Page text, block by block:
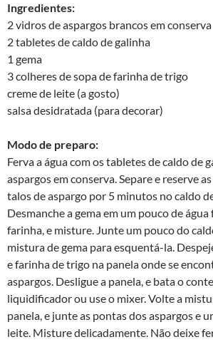
Ingredientes:
2 vidros de aspargos brancos em conserva
2 tabletes de caldo de galinha
1 gema
3 colheres de sopa de farinha de trigo
creme de leite (a gosto)
salsa desidratada (para decorar)
Modo de preparo:
Ferva a água com os tabletes de caldo de
aspargos em conserva. Separe e reserve
talos de aspargo por 5 minutos no caldo
Desmanche a gema em um pouco de
farinha, e misture. Junte um pouco do
mistura de gema para esquentá-la.
e farinha de trigo na panela onde se
aspargos. Desligue a panela, e bata o
liquidificador ou use o mixer. Volte a
panela, e junte as pontas dos aspargos e
leite. Misture delicadamente. Não deixe